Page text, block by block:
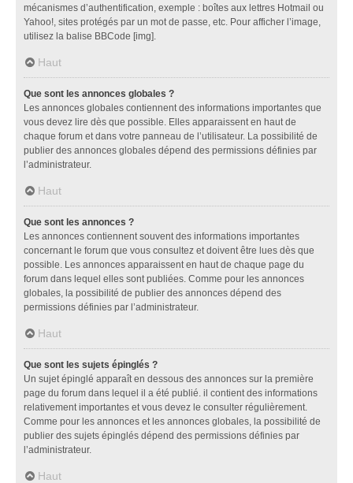
mécanismes d’authentification, exemple : boîtes aux lettres Hotmail ou
Yahoo!, sites protégés par un mot de passe, etc. Pour afficher l’image,
utilisez la balise BBCode [img].
Haut
Que sont les annonces globales ?
Les annonces globales contiennent des informations importantes que
vous devez lire dès que possible. Elles apparaissent en haut de
chaque forum et dans votre panneau de l’utilisateur. La possibilité de
publier des annonces globales dépend des permissions définies par
l’administrateur.
Haut
Que sont les annonces ?
Les annonces contiennent souvent des informations importantes
concernant le forum que vous consultez et doivent être lues dès que
possible. Les annonces apparaissent en haut de chaque page du
forum dans lequel elles sont publiées. Comme pour les annonces
globales, la possibilité de publier des annonces dépend des
permissions définies par l’administrateur.
Haut
Que sont les sujets épinglés ?
Un sujet épinglé apparaît en dessous des annonces sur la première
page du forum dans lequel il a été publié. il contient des informations
relativement importantes et vous devez le consulter régulièrement.
Comme pour les annonces et les annonces globales, la possibilité de
publier des sujets épinglés dépend des permissions définies par
l’administrateur.
Haut